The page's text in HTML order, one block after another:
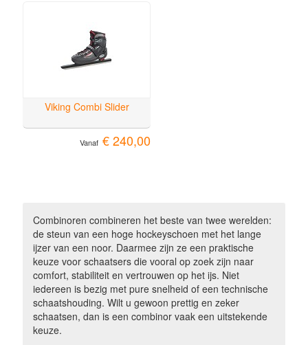
Viking Combi Slider
Vanaf € 240,00
Combinoren combineren het beste van twee werelden:
de steun van een hoge hockeyschoen met het lange
ijzer van een noor. Daarmee zijn ze een praktische
keuze voor schaatsers die vooral op zoek zijn naar
comfort, stabiliteit en vertrouwen op het ijs. Niet
iedereen is bezig met pure snelheid of een technische
schaatshouding. Wilt u gewoon prettig en zeker
schaatsen, dan is een combinor vaak een uitstekende
keuze.